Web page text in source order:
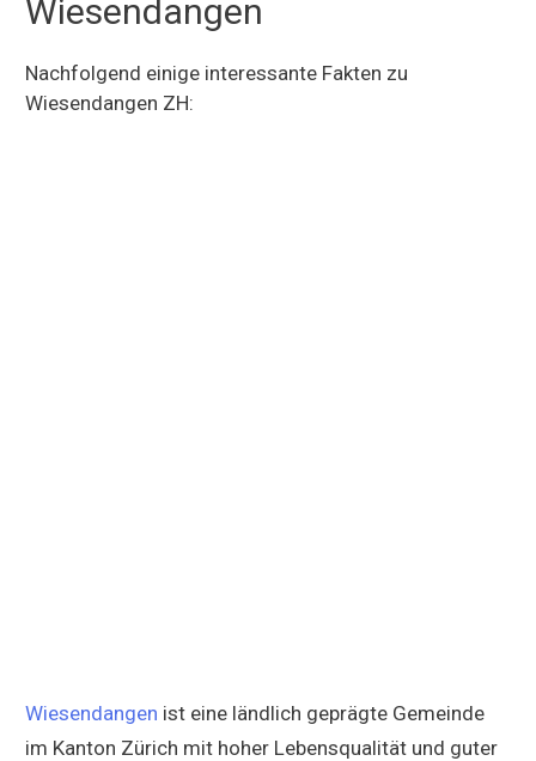
Wiesendangen
Nachfolgend einige interessante Fakten zu
Wiesendangen ZH:
Wiesendangen ist eine ländlich geprägte Gemeinde
im Kanton Zürich mit hoher Lebensqualität und guter